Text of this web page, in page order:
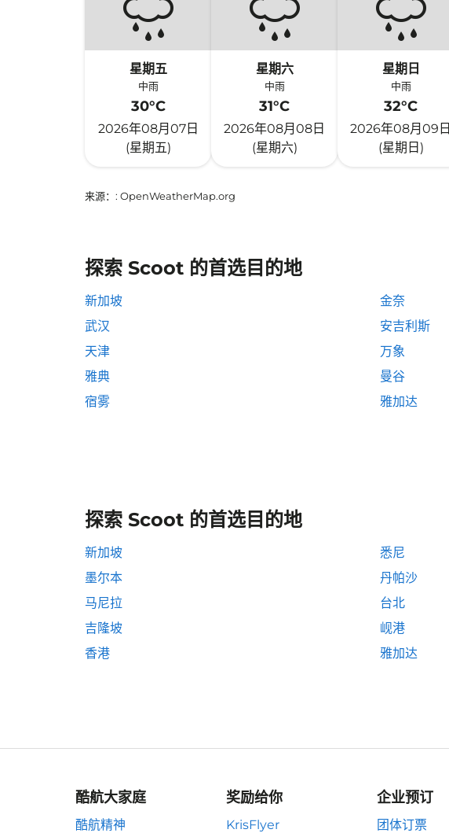
星期五
中雨
30°C
2026年08月07日
(星期五)
星期六
中雨
31°C
2026年08月08日
(星期六)
星期日
中雨
32°C
2026年08月09日
(星期日)
来源： : OpenWeatherMap.org
探索 Scoot 的首选目的地
新加坡 金奈
武汉
安吉利斯
天津
万象
雅典
曼谷
宿雾
雅加达
探索 Scoot 的首选目的地
新加坡 悉尼
墨尔本
丹帕沙
马尼拉
台北
吉隆坡
岘港
香港
雅加达
酷航大家庭
酷航精神
奖励给你
KrisFlyer
企业预订
团体订票